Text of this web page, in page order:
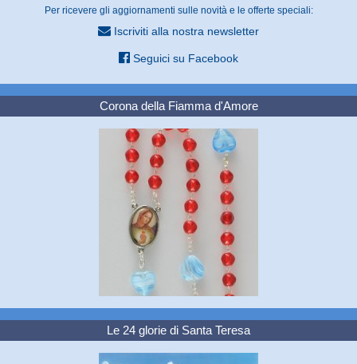
Per ricevere gli aggiornamenti sulle novità e le offerte speciali:
Iscriviti alla nostra newsletter
Seguici su Facebook
Corona della Fiamma d'Amore
Le 24 glorie di Santa Teresa